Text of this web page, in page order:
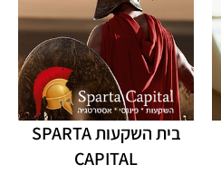
בית השקעות SPARTA
CAPITAL